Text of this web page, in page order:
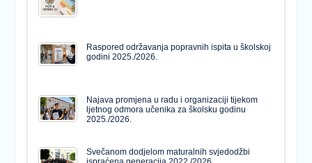
Raspored održavanja popravnih ispita u školskoj
godini 2025./2026.
Najava promjena u radu i organizaciji tijekom
ljetnog odmora učenika za školsku godinu
2025./2026.
Svečanom dodjelom maturalnih svjedodžbi